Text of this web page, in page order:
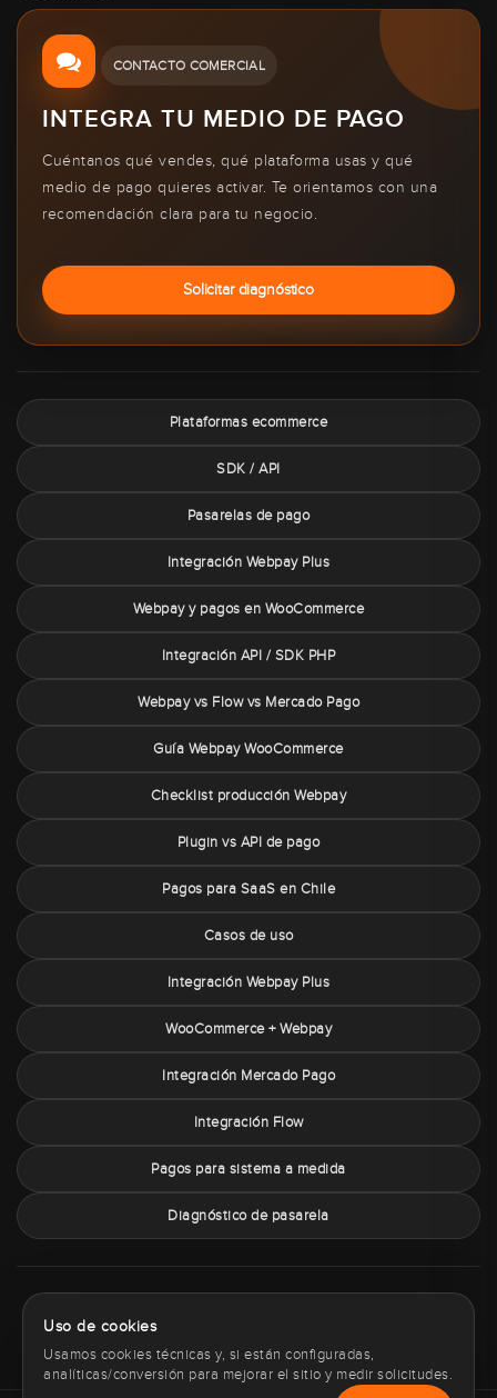
CONTACTO COMERCIAL
INTEGRA TU MEDIO DE PAGO
Cuéntanos qué vendes, qué plataforma usas y qué
medio de pago quieres activar. Te orientamos con una
recomendación clara para tu negocio.
Solicitar diagnóstico
Plataformas ecommerce
SDK / API
Pasarelas de pago
Integración Webpay Plus
Webpay y pagos en WooCommerce
Integración API / SDK PHP
Webpay vs Flow vs Mercado Pago
Guía Webpay WooCommerce
Checklist producción Webpay
Plugin vs API de pago
Pagos para SaaS en Chile
Casos de uso
Integración Webpay Plus
WooCommerce + Webpay
Integración Mercado Pago
Integración Flow
Pagos para sistema a medida
Diagnóstico de pasarela
Política de cookies
Uso de cookies
Usamos cookies técnicas y, si están configuradas,
analíticas/conversión para mejorar el sitio y medir solicitudes.